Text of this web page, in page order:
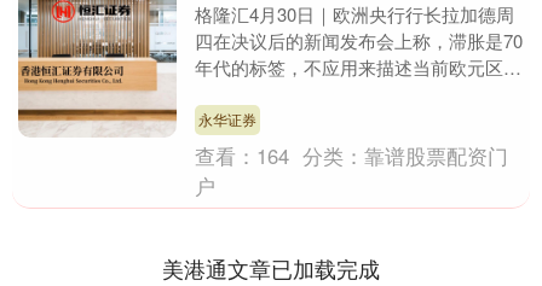
格隆汇4月30日｜欧洲央行行长拉加德周
四在决议后的新闻发布会上称，滞胀是70
年代的标签，不应用来描述当前欧元区困
并不等同于当....
永华证券
查看： 164 分类：靠谱股票配资门
户
美港通文章已加载完成